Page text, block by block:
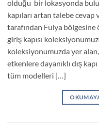
olduğu bir lokasyonda
kapıları artan talebe cevap
tarafından Fulya bölgesine
giriş kapısı
koleksiyonumuzda yer alan,
etkenlere dayanıklı dış
tüm modelleri […]